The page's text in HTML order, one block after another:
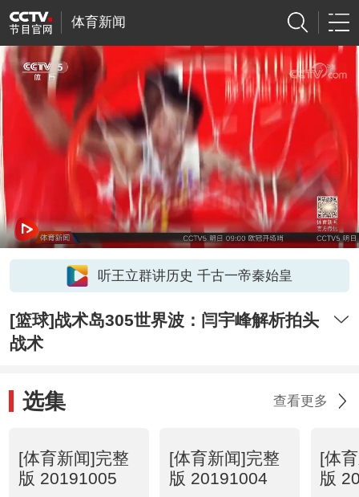
体育新闻
听王立群讲历史 千古一帝秦始皇
[篮球]战术岛305世界波：闫宇峰解析拍头
战术
选集 查看更多
[体育新闻]完整
版 20191005
[体育新闻]完整
版 20191004
[体
版